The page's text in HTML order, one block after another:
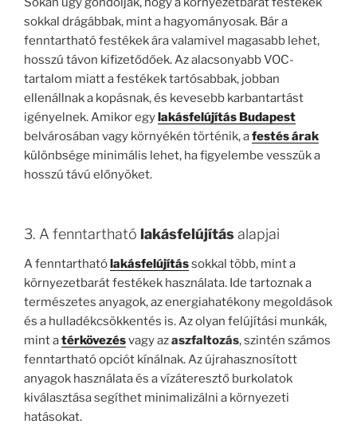
sokkal drágábbak, mint a hagyományosak. Bár a
fenntartható festékek ára valamivel magasabb lehet,
hosszú távon kifizetődőek. Az alacsonyabb VOC-
tartalom miatt a festékek tartósabbak, jobban
ellenállnak a kopásnak, és kevesebb karbantartást
igényelnek. Amikor egy lakásfelújítás Budapest
belvárosában vagy környékén történik, afestés árak
különbsége minimális lehet, ha figyelembe vesszük a
hosszú távú előnyöket.
3. A fenntartható lakásfelújításalapjai
A fenntartható lakásfelújítássokkal több, mint a
környezetbarát festékek használata. Ide tartoznak a
természetes anyagok, az energiahatékony megoldások
és a hulladékcsökkentés is. Az olyan felújítási munkák,
mint atérkövezésvagy azaszfaltozás, szintén számos
fenntartható opciót kínálnak. Az újrahasznosított
anyagok használata és a vízáteresztő burkolatok
kiválasztása segíthet minimalizálni a környezeti
hatásokat.